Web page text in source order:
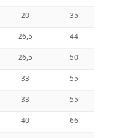
20 35
26,5 44
26,5 50
33 55
33 55
40 66